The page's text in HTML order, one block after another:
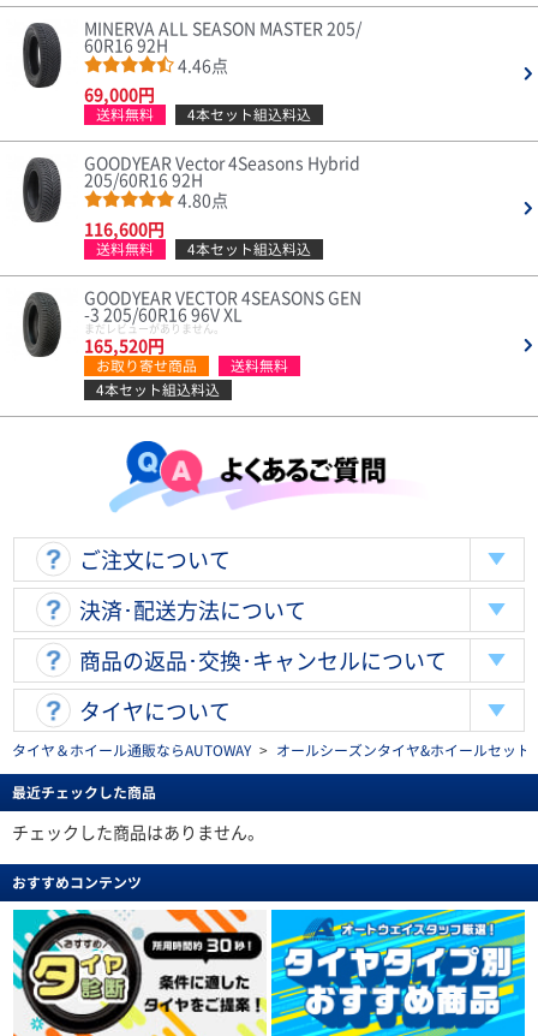
MINERVA ALL SEASON MASTER 205/
60R16 92H
4.46点
69,000円
送料無料 4本セット組込料込
GOODYEAR Vector 4Seasons Hybrid
205/60R16 92H
4.80点
116,600円
送料無料 4本セット組込料込
GOODYEAR VECTOR 4SEASONS GEN
-3 205/60R16 96V XL
まだレビューがありません。
165,520円
お取り寄せ商品
送料無料
4本セット組込料込
ご注文について
決済･配送方法について
商品の返品･交換･キャンセルについて
タイヤについて
タイヤ＆ホイール通販ならAUTOWAY > オールシーズンタイヤ&ホイールセッ
最近チェックした商品
チェックした商品はありません。
おすすめコンテンツ